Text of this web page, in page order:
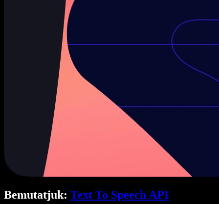
Bemutatjuk: Text To Speech API